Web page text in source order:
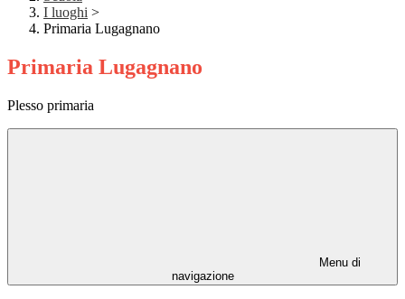
I luoghi >
Primaria Lugagnano
Primaria Lugagnano
Plesso primaria
Menu di
navigazione